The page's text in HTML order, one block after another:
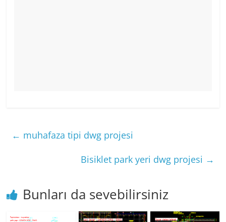
← muhafaza tipi dwg projesi
Bisiklet park yeri dwg projesi →
Bunları da sevebilirsiniz